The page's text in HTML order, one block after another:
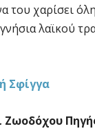
του χαρίσει
λαϊκού
Σφίγγα
Ζωοδόχου